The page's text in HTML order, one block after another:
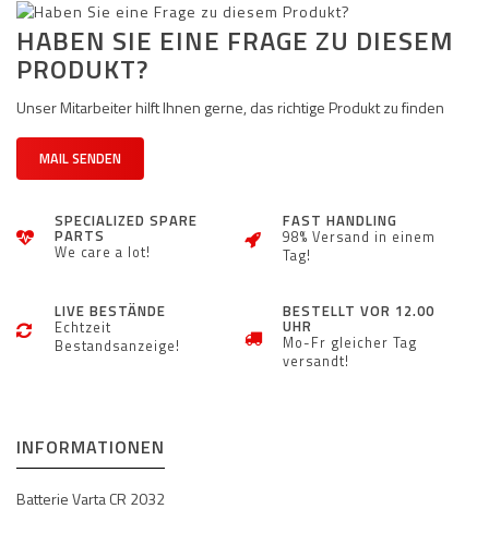
HABEN SIE EINE FRAGE ZU DIESEM
PRODUKT?
Unser Mitarbeiter hilft Ihnen gerne, das richtige Produkt zu finden
MAIL SENDEN
SPECIALIZED SPARE
PARTS
We care a lot!
FAST HANDLING
98% Versand in einem
Tag!
LIVE BESTÄNDE
Echtzeit
Bestandsanzeige!
BESTELLT VOR 12.00
UHR
Mo-Fr gleicher Tag
versandt!
INFORMATIONEN
Batterie Varta CR 2032